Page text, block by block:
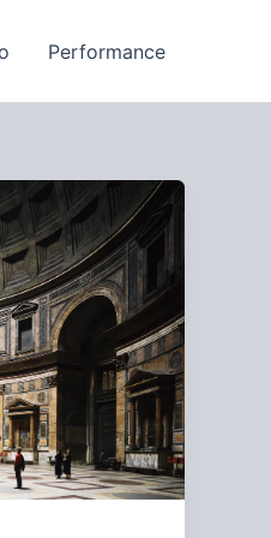
Performance